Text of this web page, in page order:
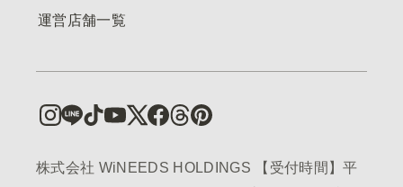
運営店舗一覧
株式会社 WiNEEDS HOLDINGS 【受付時間】平